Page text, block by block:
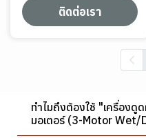
ติดต่อเรา
ทำไมถึงต้องใช้ "เครื่องดู
มอเตอร์ (3-Motor Wet/